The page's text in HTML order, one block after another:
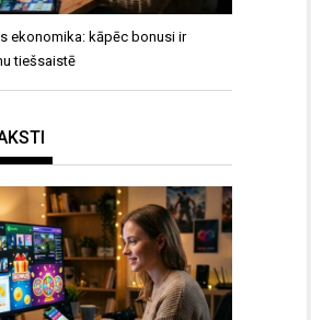
ekonomika: kāpēc bonusi ir
tiešsaistē